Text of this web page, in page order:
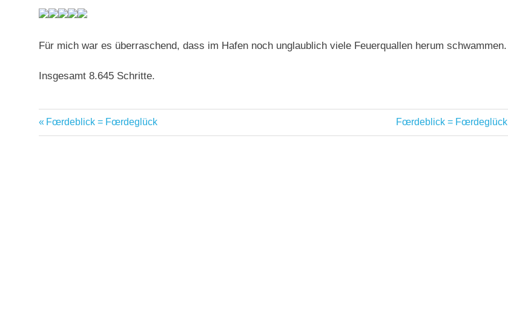
Für mich war es überraschend, dass im Hafen noch unglaublich viele Feuerquallen herum schwammen.
Insgesamt 8.645 Schritte.
Beitragsnavigation
Vorheriger
Beitrag:
Fœrdeblick = Fœrdeglück
Nächster
Beitrag:
Fœrdeblick = Fœrdeglück